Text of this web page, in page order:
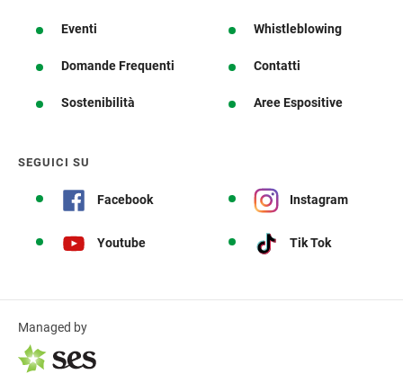
Eventi Whistleblowing
Domande Frequenti Contatti
Sostenibilità Aree Espositive
SEGUICI SU
Facebook Instagram
Youtube Tik Tok
Managed by